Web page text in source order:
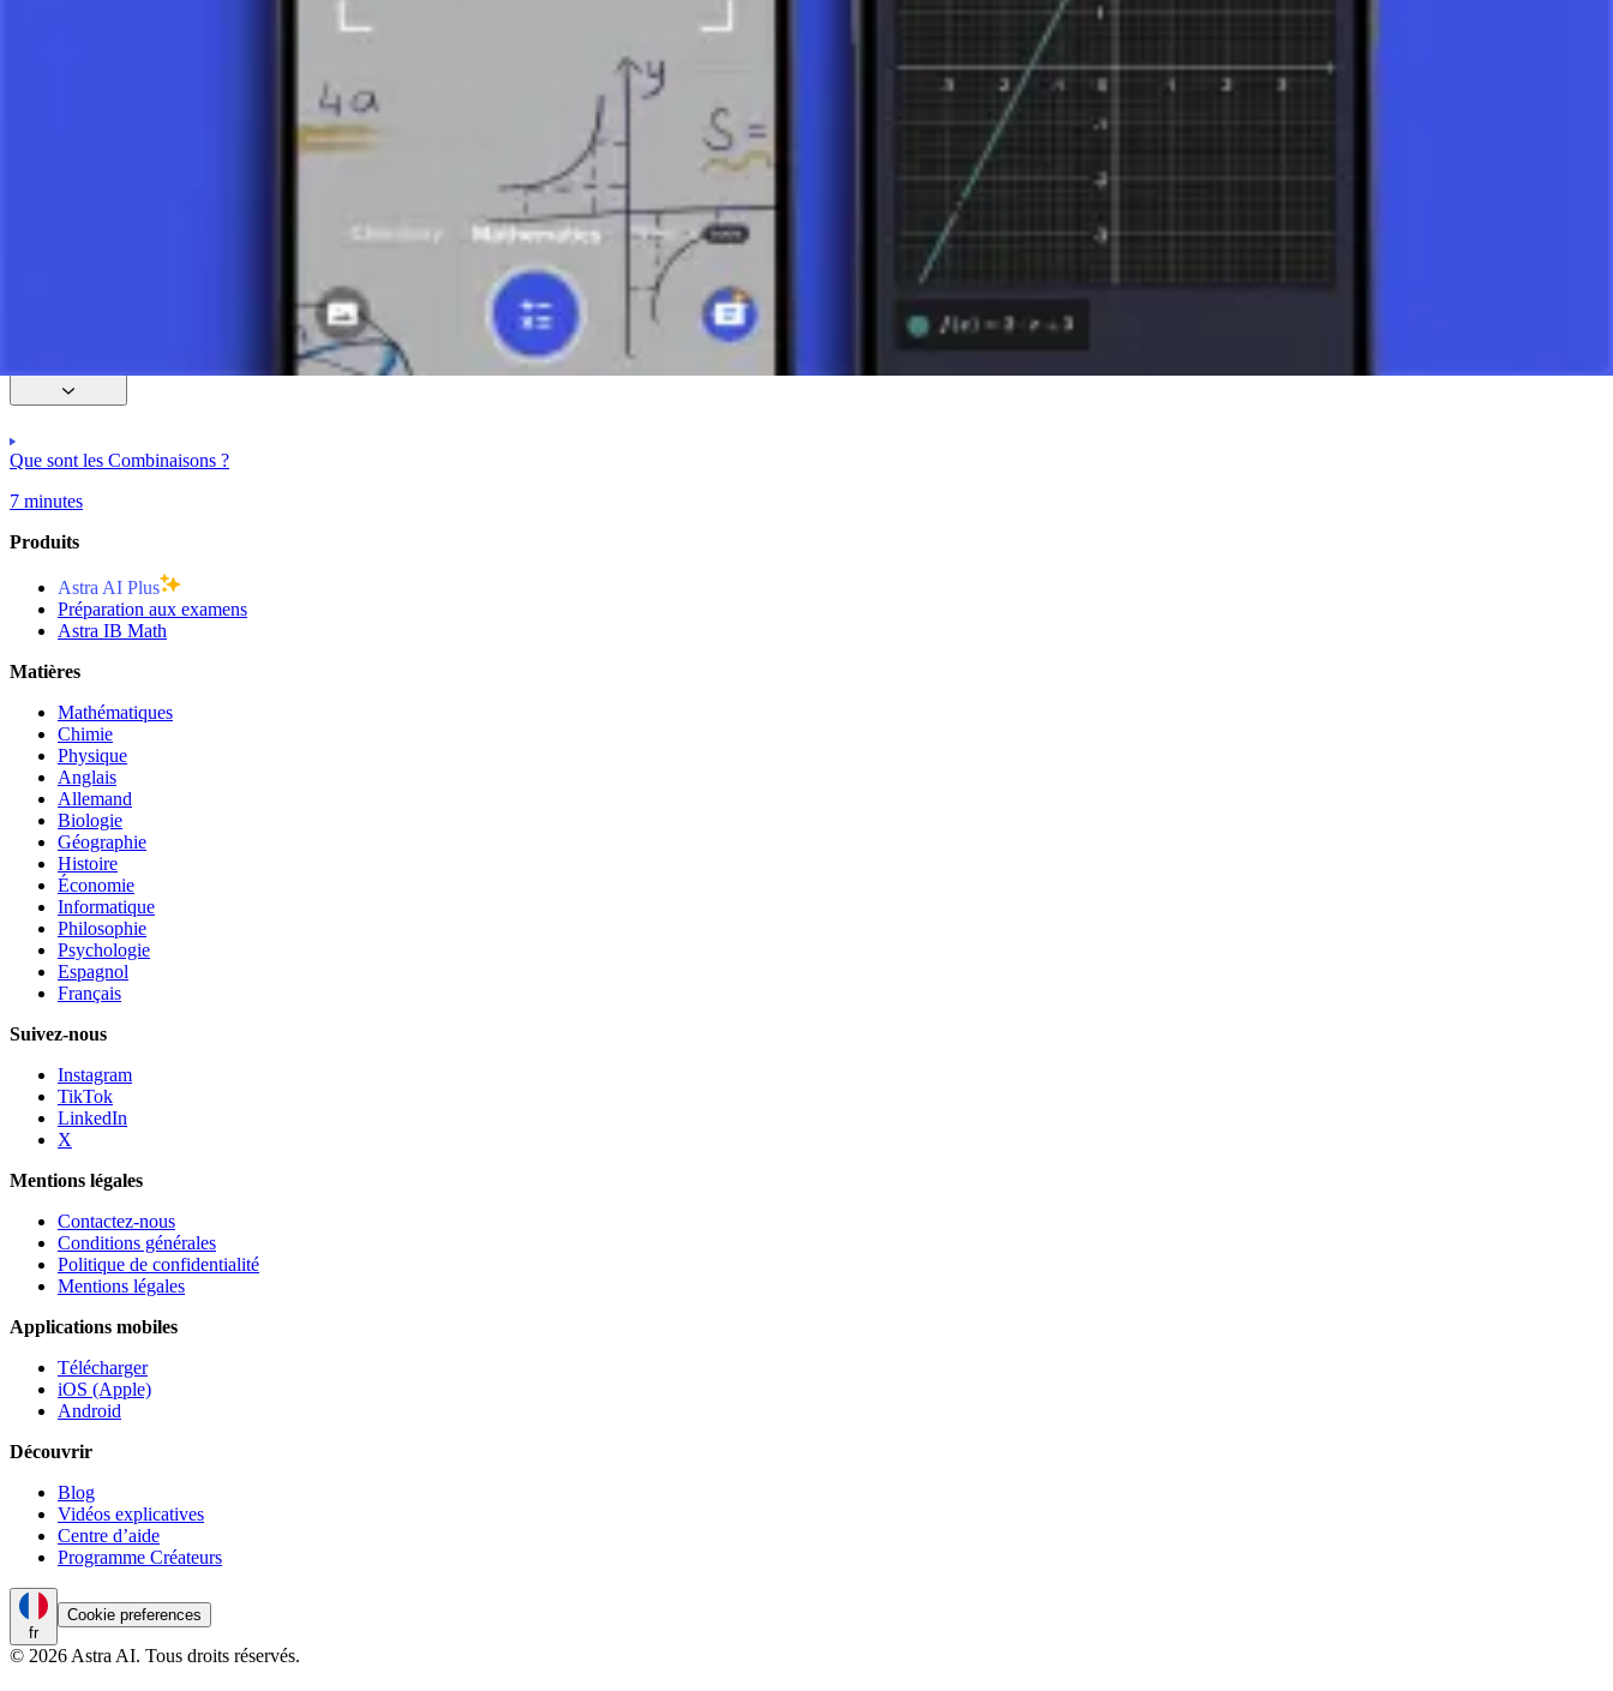
Que sont les Combinaisons ?
7 minutes
Produits
Astra AI Plus
Préparation aux examens
Astra IB Math
Matières
Mathématiques
Chimie
Physique
Anglais
Allemand
Biologie
Géographie
Histoire
Économie
Informatique
Philosophie
Psychologie
Espagnol
Français
Suivez-nous
Instagram
TikTok
LinkedIn
X
Mentions légales
Contactez-nous
Conditions générales
Politique de confidentialité
Mentions légales
Applications mobiles
Télécharger
iOS (Apple)
Android
Découvrir
Blog
Vidéos explicatives
Centre d’aide
Programme Créateurs
fr
Cookie preferences
© 2026 Astra AI. Tous droits réservés.